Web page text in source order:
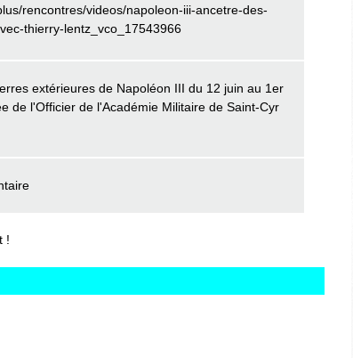
rencontres/videos/napoleon-iii-ancetre-des-
thierry-lentz_vco_17543966
extérieures de Napoléon III du 12 juin au 1er
de l'Officier de l'Académie Militaire de Saint-Cyr
!